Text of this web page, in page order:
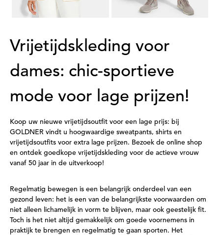
Vrijetijdskleding voor
dames: chic-sportieve
mode voor lage prijzen!
Koop uw nieuwe vrijetijdsoutfit voor een lage prijs: bij
GOLDNER vindt u hoogwaardige sweatpants, shirts en
vrijetijdsoutfits voor extra lage prijzen. Bezoek de online shop
en ontdek goedkope vrijetijdskleding voor de actieve vrouw
vanaf 50 jaar in de uitverkoop!
Regelmatig bewegen is een belangrijk onderdeel van een
gezond leven: het is een van de belangrijkste voorwaarden om
niet alleen lichamelijk in vorm te blijven, maar ook geestelijk fit.
Toch is het niet altijd gemakkelijk om goede voornemens in
praktijk te brengen en regelmatig te gaan sporten. Het